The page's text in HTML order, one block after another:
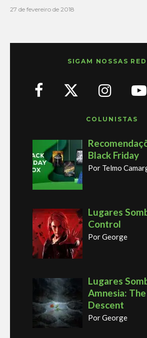
27 de fevereiro de 2018
SIGAM NOSSAS
COLUNISTAS
Black Friday
Por Telmo
Lugares
Control
Por George
Lugares
Amnesia:
Descent
Por George